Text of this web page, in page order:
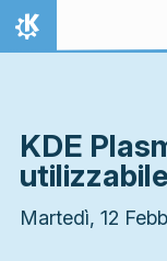
Passa al contenuto
Pagina
KDE
Martedì, 12